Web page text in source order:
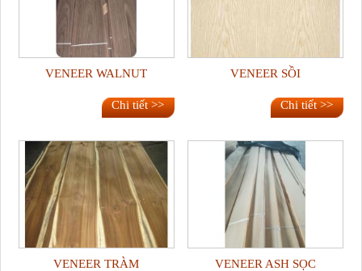
VENEER WALNUT
Chi tiết >>
VENEER SỒI
Chi tiết >>
VENEER TRÀM VENEER ASH SỌC